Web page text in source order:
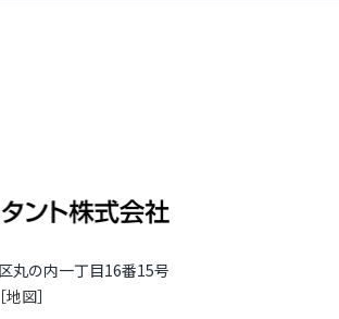
丸の内一丁目16番15号
地図］